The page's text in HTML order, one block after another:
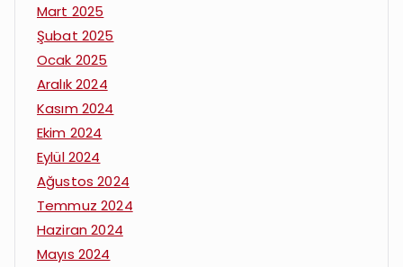
Mart 2025
Şubat 2025
Ocak 2025
Aralık 2024
Kasım 2024
Ekim 2024
Eylül 2024
Ağustos 2024
Temmuz 2024
Haziran 2024
Mayıs 2024